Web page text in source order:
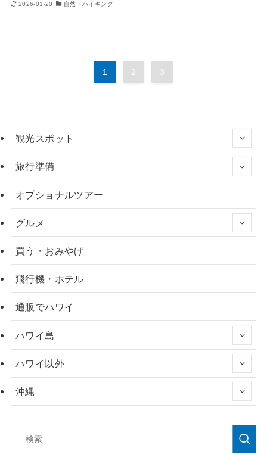
2026-01-20 自然・ハイキング
1 2 3
観光スポット
旅行準備
オプショナルツアー
グルメ
買う・おみやげ
飛行機・ホテル
通販でハワイ
ハワイ島
ハワイ以外
沖縄